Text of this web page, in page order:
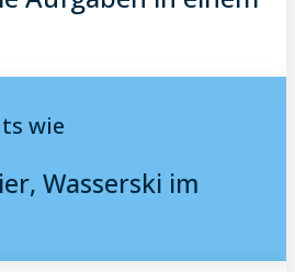
wie
Wasserski im